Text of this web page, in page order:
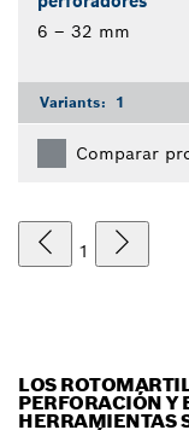
6 – 32 mm
Variants: 1
Comparar
1
LOS
PERFORACIÓN Y
HERRAMIENTAS